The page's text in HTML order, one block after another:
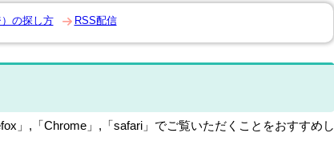
の探し方 RSS配信
」,「Chrome」,「safari」でご覧いただくことをおすすめし